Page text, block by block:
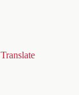
Translate